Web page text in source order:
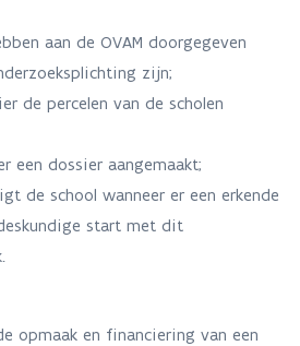
aan de OVAM doorgegeven
zijn;
de percelen van de scholen
een dossier aangemaakt;
de school wanneer er een erkende
start met dit
opmaak en financiering van een